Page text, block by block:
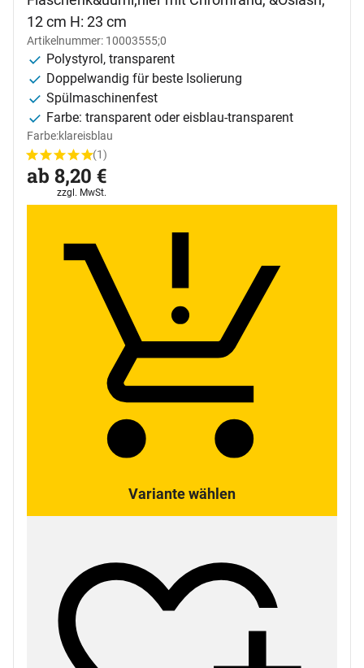
12 cm H: 23 cm
Artikelnummer: 10003555;0
Polystyrol, transparent
Doppelwandig für beste Isolierung
Spülmaschinenfest
Farbe: transparent oder eisblau-transparent
Farbe:klareisblau
Bewertung: 5 von 5 (1 Bewertungen)
1 Bewertung
(1)
ab:
ab 8,20 €
Steuerhinweis:
zzgl. MwSt.
Variante wählen